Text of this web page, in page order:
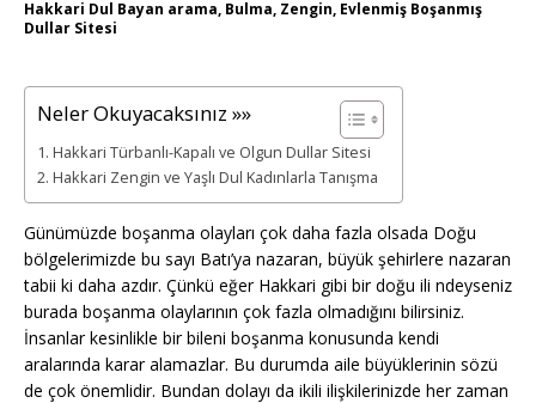
Hakkari Dul Bayan arama, Bulma, Zengin, Evlenmiş Boşanmış
Dullar Sitesi
Neler Okuyacaksınız »»
Hakkari Türbanlı-Kapalı ve Olgun Dullar Sitesi
Hakkari Zengin ve Yaşlı Dul Kadınlarla Tanışma
Günümüzde boşanma olayları çok daha fazla olsada Doğu
bölgelerimizde bu sayı Batı’ya nazaran, büyük şehirlere nazaran
tabii ki daha azdır. Çünkü eğer Hakkari gibi bir doğu ili ndeyseniz
burada boşanma olaylarının çok fazla olmadığını bilirsiniz.
İnsanlar kesinlikle bir bileni boşanma konusunda kendi
aralarında karar alamazlar. Bu durumda aile büyüklerinin sözü
de çok önemlidir. Bundan dolayı da ikili ilişkilerinizde her zaman